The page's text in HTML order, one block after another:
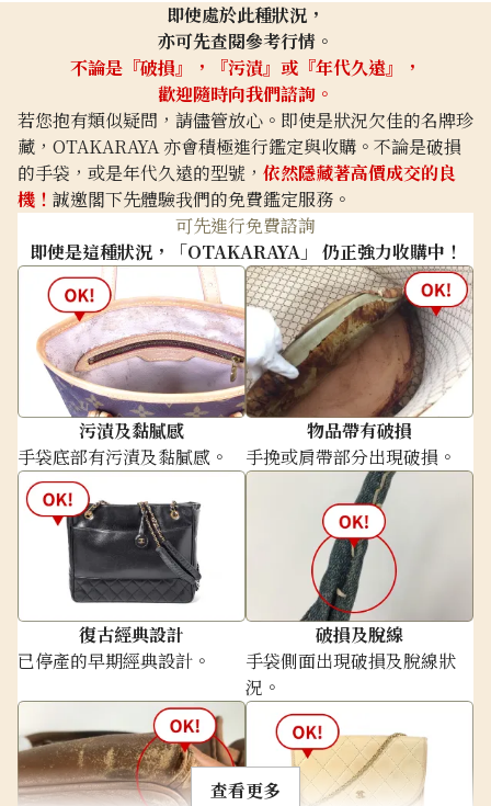
tiffany metro horseshoe necklace
參考回收價
即使處於此種狀況，
亦可先查閱參考行情。
不論是『破損』，『污漬』或『年代久遠』，
歡迎隨時向我們諮詢。
若您抱有類似疑問，請儘管放心。即使是狀況欠佳的名牌珍
藏，OTAKARAYA 亦會積極進行鑑定與收購。不論是破損
的手袋，或是年代久遠的型號， 依然隱藏著高價成交的良
機！ 誠邀閣下先體驗我們的免費鑑定服務。
可先進行免費諮詢
即使是這種狀況，「OTAKARAYA」 仍正強力收購中！
污漬及黏膩感
手袋底部有污漬及黏膩感。
物品帶有破損
手挽或肩帶部分出現破損。
復古經典設計
已停產的早期經典設計。
破損及脫線
手袋側面出現破損及脫線狀
況。
查看更多